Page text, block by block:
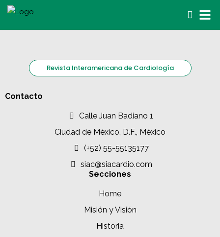
Revista Interamericana de Cardiología
Contacto
Calle Juan Badiano 1
Ciudad de México, D.F., México
(+52) 55-55135177
siac@siacardio.com
Secciones
Home
Misión y Visión
Historia